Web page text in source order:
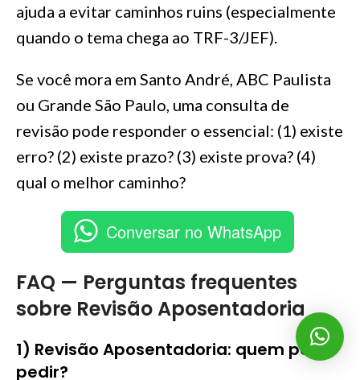
ajuda a evitar caminhos ruins (especialmente
quando o tema chega ao TRF-3/JEF).
Se você mora em Santo André, ABC Paulista
ou Grande São Paulo, uma consulta de
revisão pode responder o essencial: (1) existe
erro? (2) existe prazo? (3) existe prova? (4)
qual o melhor caminho?
Conversar no WhatsApp
FAQ — Perguntas frequentes
sobre Revisão Aposentadoria
1) Revisão Aposentadoria: quem pode
pedir?